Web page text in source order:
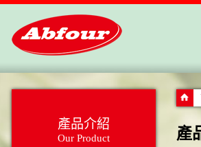
產
產品介紹
Our Product